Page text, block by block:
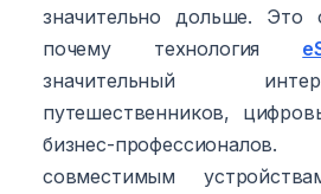
значительно дольше. Это
почему технология
значительный
путешественников,
бизнес-
совместимым